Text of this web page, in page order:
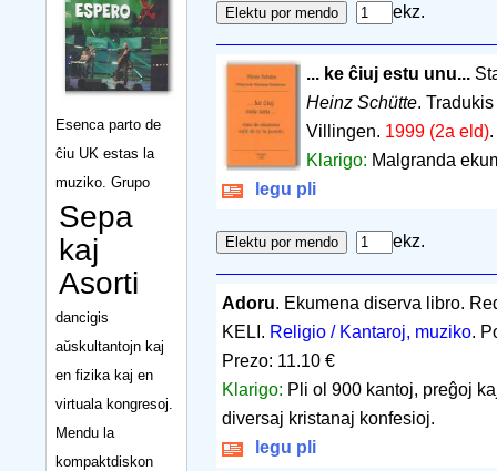
Esenca parto de
ĉiu UK estas la
muziko. Grupo
Sepa
kaj
Asorti
dancigis
aŭskultantojn kaj
en fizika kaj en
virtuala kongresoj.
Mendu la
kompaktdiskon
ekz.
... ke ĉiuj estu unu...
Heinz Schütte.
Villingen. 1999 (2a eld).
Klarigo: Malgranda
legu pli
ekz.
Adoru. Ekumena diserva libro.
KELI. Religio / Kantaroj, muziko.
Prezo: 11.10 €
Klarigo: Pli ol 900 kantoj, preĝoj
diversaj kristanaj konfesioj.
legu pli